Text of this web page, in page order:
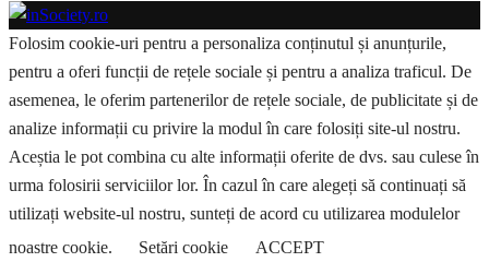
Folosim cookie-uri pentru a personaliza conținutul și anunțurile,
pentru a oferi funcții de rețele sociale și pentru a analiza traficul. De
asemenea, le oferim partenerilor de rețele sociale, de publicitate și de
analize informații cu privire la modul în care folosiți site-ul nostru.
Aceștia le pot combina cu alte informații oferite de dvs. sau culese în
urma folosirii serviciilor lor. În cazul în care alegeți să continuați să
utilizați website-ul nostru, sunteți de acord cu utilizarea modulelor
noastre cookie.
Setări cookie ACCEPT